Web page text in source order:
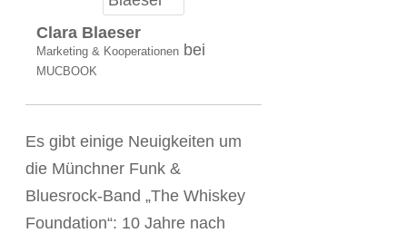
Clara Blaeser
Marketing & Kooperationen bei
MUCBOOK
Es gibt einige Neuigkeiten um
die Münchner Funk &
Bluesrock-Band „The Whiskey
Foundation“: 10 Jahre nach